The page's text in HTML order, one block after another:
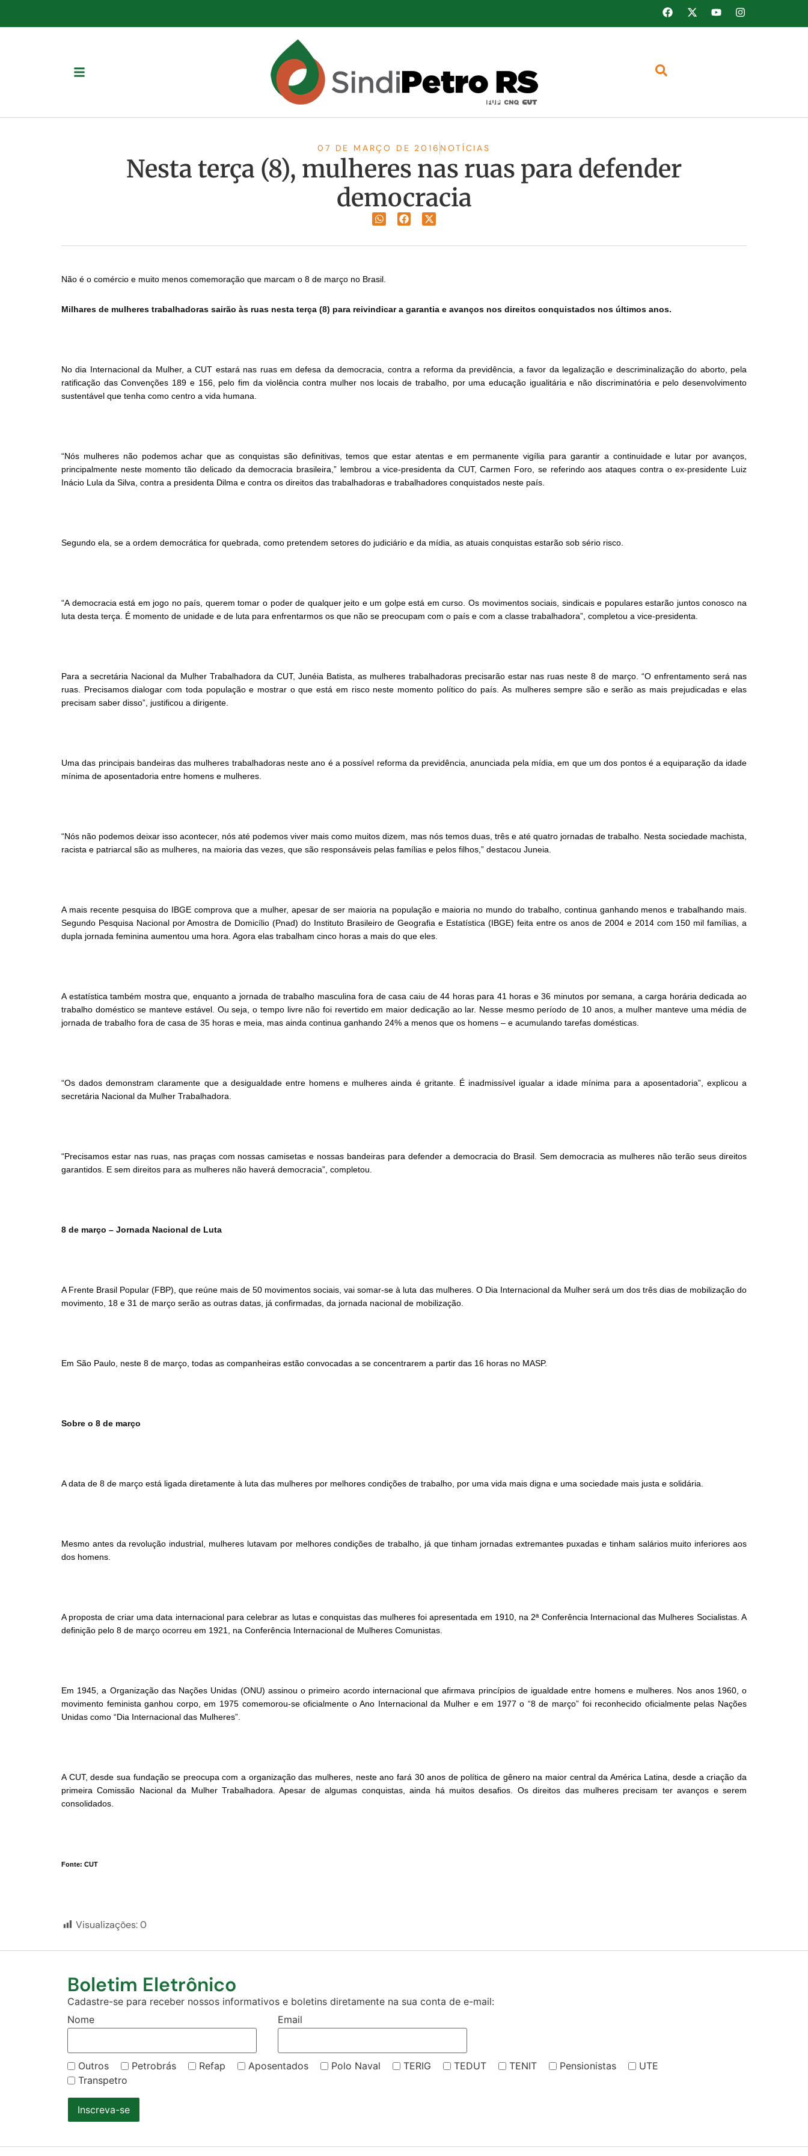
07 DE MARÇO DE 2016 NOTÍCIAS
Nesta terça (8), mulheres nas ruas para defender
democracia
Não é o comércio e muito menos comemoração que marcam o 8 de março no Brasil.
Milhares de mulheres trabalhadoras sairão às ruas nesta terça (8) para reivindicar a garantia e avanços nos direitos conquistados nos últimos anos.
No dia Internacional da Mulher, a CUT estará nas ruas em defesa da democracia, contra a reforma da previdência, a favor da legalização e descriminalização do aborto, pela
ratificação das Convenções 189 e 156, pelo fim da violência contra mulher nos locais de trabalho, por uma educação igualitária e não discriminatória e pelo desenvolvimento
sustentável que tenha como centro a vida humana.
“Nós mulheres não podemos achar que as conquistas são definitivas, temos que estar atentas e em permanente vigília para garantir a continuidade e lutar por avanços,
principalmente neste momento tão delicado da democracia brasileira,” lembrou a vice-presidenta da CUT, Carmen Foro, se referindo aos ataques contra o ex-presidente Luiz
Inácio Lula da Silva, contra a presidenta Dilma e contra os direitos das trabalhadoras e trabalhadores conquistados neste país.
Segundo ela, se a ordem democrática for quebrada, como pretendem setores do judiciário e da mídia, as atuais conquistas estarão sob sério risco.
“A democracia está em jogo no país, querem tomar o poder de qualquer jeito e um golpe está em curso. Os movimentos sociais, sindicais e populares estarão juntos conosco na
luta desta terça. É momento de unidade e de luta para enfrentarmos os que não se preocupam com o país e com a classe trabalhadora”, completou a vice-presidenta.
Para a secretária Nacional da Mulher Trabalhadora da CUT, Junéia Batista, as mulheres trabalhadoras precisarão estar nas ruas neste 8 de março. “O enfrentamento será nas
ruas. Precisamos dialogar com toda população e mostrar o que está em risco neste momento político do país. As mulheres sempre são e serão as mais prejudicadas e elas
precisam saber disso”, justificou a dirigente.
Uma das principais bandeiras das mulheres trabalhadoras neste ano é a possível reforma da previdência, anunciada pela mídia, em que um dos pontos é a equiparação da idade
mínima de aposentadoria entre homens e mulheres.
“Nós não podemos deixar isso acontecer, nós até podemos viver mais como muitos dizem, mas nós temos duas, três e até quatro jornadas de trabalho. Nesta sociedade machista,
racista e patriarcal são as mulheres, na maioria das vezes, que são responsáveis pelas famílias e pelos filhos,” destacou Juneia.
A mais recente pesquisa do IBGE comprova que a mulher, apesar de ser maioria na população e maioria no mundo do trabalho, continua ganhando menos e trabalhando mais.
Segundo Pesquisa Nacional por Amostra de Domicílio (Pnad) do Instituto Brasileiro de Geografia e Estatística (IBGE) feita entre os anos de 2004 e 2014 com 150 mil famílias, a
dupla jornada feminina aumentou uma hora. Agora elas trabalham cinco horas a mais do que eles.
A estatística também mostra que, enquanto a jornada de trabalho masculina fora de casa caiu de 44 horas para 41 horas e 36 minutos por semana, a carga horária dedicada ao
trabalho doméstico se manteve estável. Ou seja, o tempo livre não foi revertido em maior dedicação ao lar. Nesse mesmo período de 10 anos, a mulher manteve uma média de
jornada de trabalho fora de casa de 35 horas e meia, mas ainda continua ganhando 24% a menos que os homens – e acumulando tarefas domésticas.
“Os dados demonstram claramente que a desigualdade entre homens e mulheres ainda é gritante. É inadmissível igualar a idade mínima para a aposentadoria”, explicou a
secretária Nacional da Mulher Trabalhadora.
“Precisamos estar nas ruas, nas praças com nossas camisetas e nossas bandeiras para defender a democracia do Brasil. Sem democracia as mulheres não terão seus direitos
garantidos. E sem direitos para as mulheres não haverá democracia”, completou.
8 de março – Jornada Nacional de Luta
A Frente Brasil Popular (FBP), que reúne mais de 50 movimentos sociais, vai somar-se à luta das mulheres. O Dia Internacional da Mulher será um dos três dias de mobilização do
movimento, 18 e 31 de março serão as outras datas, já confirmadas, da jornada nacional de mobilização.
Em São Paulo, neste 8 de março, todas as companheiras estão convocadas a se concentrarem a partir das 16 horas no MASP.
Sobre o 8 de março
A data de 8 de março está ligada diretamente à luta das mulheres por melhores condições de trabalho, por uma vida mais digna e uma sociedade mais justa e solidária.
Mesmo antes da revolução industrial, mulheres lutavam por melhores condições de trabalho, já que tinham jornadas extremantespuxadas e tinham salários muito inferiores aos
dos homens.
A proposta de criar uma data internacional para celebrar as lutas e conquistas das mulheres foi apresentada em 1910, na 2ª Conferência Internacional das Mulheres Socialistas. A
definição pelo 8 de março ocorreu em 1921, na Conferência Internacional de Mulheres Comunistas.
Em 1945, a Organização das Nações Unidas (ONU) assinou o primeiro acordo internacional que afirmava princípios de igualdade entre homens e mulheres. Nos anos 1960, o
movimento feminista ganhou corpo, em 1975 comemorou-se oficialmente o Ano Internacional da Mulher e em 1977 o “8 de março” foi reconhecido oficialmente pelas Nações
Unidas como “Dia Internacional das Mulheres”.
A CUT, desde sua fundação se preocupa com a organização das mulheres, neste ano fará 30 anos de política de gênero na maior central da América Latina, desde a criação da
primeira Comissão Nacional da Mulher Trabalhadora. Apesar de algumas conquistas, ainda há muitos desafios. Os direitos das mulheres precisam ter avanços e serem
consolidados.
Fonte: CUT
Visualizações:0
Boletim Eletrônico
Cadastre-se para receber nossos informativos e boletins diretamente na sua conta de e-mail:
Nome
Email
Outros Petrobrás Refap Aposentados Polo Naval TERIG TEDUT TENIT Pensionistas
UTE
Transpetro
Inscreva-se